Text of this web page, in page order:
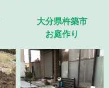
大分県杵築市
お庭作り